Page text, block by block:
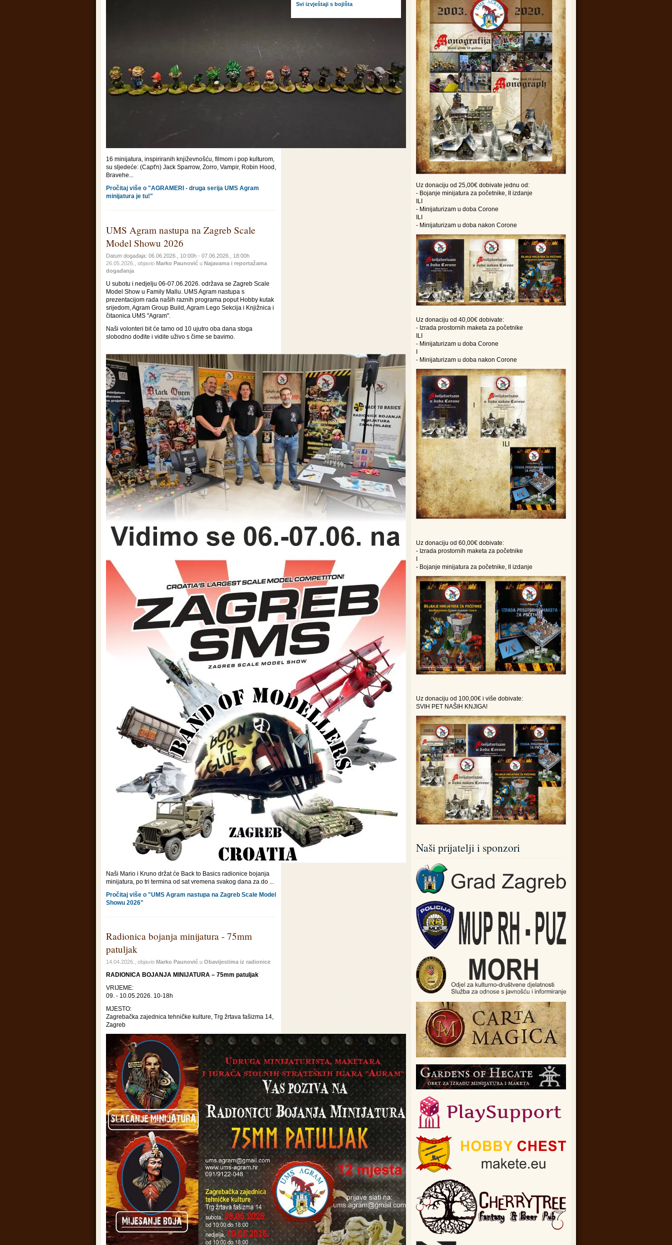
16 minijatura, inspiriranih književnošću, filmom i pop kulturom,
su sljedeće: (Capt'n) Jack Sparrow, Zorro, Vampir, Robin Hood,
Bravehe...
Pročitaj više o "AGRAMERI - druga serija UMS Agram
minijatura je tu!"
UMS Agram nastupa na Zagreb Scale
Model Showu 2026
Datum događaja: 06.06.2026., 10:00h - 07.06.2026., 18:00h
26.05.2026., objavio Marko Paunović u Najavama i reportažama
događanja
U subotu i nedjelju 06-07.06.2026. održava se Zagreb Scale
Model Show u Family Mallu. UMS Agram nastupa s
prezentacijom rada naših raznih programa poput Hobby kutak
srijedom, Agram Group Build, Agram Lego Sekcija i Knjižnica i
čitaonica UMS "Agram".
Naši volonteri bit će tamo od 10 ujutro oba dana stoga
slobodno dođite i vidite uživo s čime se bavimo.
Naši Mario i Kruno držat će Back to Basics radionice bojanja
minijatura, po tri termina od sat vremena svakog dana za do ...
Pročitaj više o "UMS Agram nastupa na Zagreb Scale Model
Showu 2026"
Radionica bojanja minijatura - 75mm
patuljak
14.04.2026., objavio Marko Paunović u Obavijestima iz radionice
RADIONICA BOJANJA MINIJATURA – 75mm patuljak
VRIJEME:
09. - 10.05.2026. 10-18h
MJESTO:
Zagrebačka zajednica tehničke kulture, Trg žrtava fašizma 14,
Zagreb
Svi izvještaji s bojišta
Uz donaciju od 25,00€ dobivate jednu od:
- Bojanje minijatura za početnike, II izdanje
ILI
- Minijaturizam u doba Corone
ILI
- Minijaturizam u doba nakon Corone
Uz donaciju od 40,00€ dobivate:
- Izrada prostornih maketa za početnike
ILI
- Minijaturizam u doba Corone
I
- Minijaturizam u doba nakon Corone
Uz donaciju od 60,00€ dobivate:
- Izrada prostornih maketa za početnike
I
- Bojanje minijatura za početnike, II izdanje
Uz donaciju od 100,00€ i više dobivate:
SVIH PET NAŠIH KNJIGA!
Naši prijatelji i sponzori